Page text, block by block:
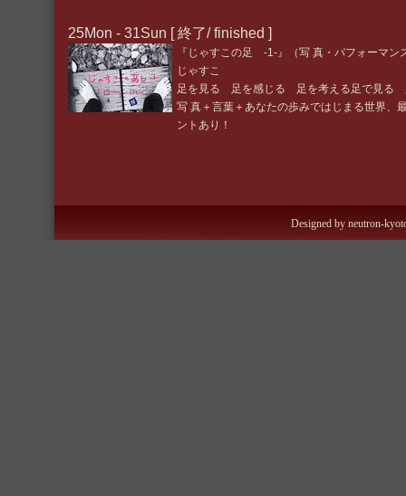
25Mon - 31Sun [ 終了/ finished ]
『じゃすこの足 -1-』（写 真・パフォーマン
じゃすこ
足を見る 足を感じる 足を考える足で見る
写 真＋言葉＋あなたの歩みではじまる世界、
ントあり！
Designed by neutron-